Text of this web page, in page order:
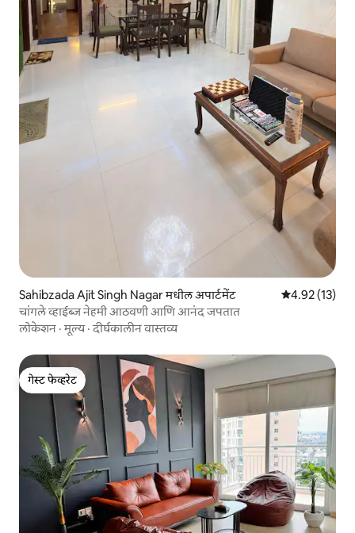
Sahibzada Ajit Singh Nagar मधील अपार्टमेंट 5 पैकी 4.92
4.92 (13)
चांगले व्हाईब्ज नेहमी आठवणी आणि आनंद जपतात
लोकेशन ·मूल्य·दीर्घकालीन वास्तव्य
गेस्ट फेव्हरेट
गेस्ट फेव्हरेट